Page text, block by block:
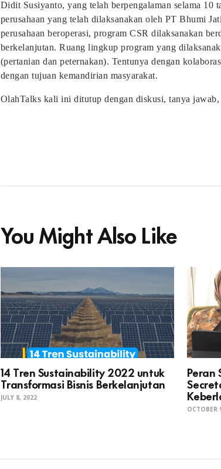
Didit Susiyanto, yang telah berpengalaman selama 10
perusahaan yang telah dilaksanakan oleh PT Bhumi
perusahaan beroperasi, program CSR dilaksanakan
berkelanjutan. Ruang lingkup program yang
(pertanian dan peternakan). Tentunya dengan
dengan tujuan kemandirian masyarakat.
OlahTalks kali ini ditutup dengan diskusi, tanya jawab,
You Might Also Like
14 Tren Sustainability 2022 untuk
Transformasi Bisnis Berkelanjutan
JULY 8, 2022
Peran
OCTOBER